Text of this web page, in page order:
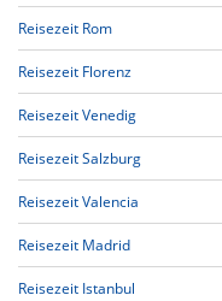
Reisezeit Rom
Reisezeit Florenz
Reisezeit Venedig
Reisezeit Salzburg
Reisezeit Valencia
Reisezeit Madrid
Reisezeit Istanbul